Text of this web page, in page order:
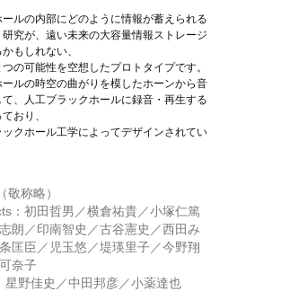
ールの内部にどのように情報が蓄えられる
究が、遠い未来の大容量情報ストレージ
もしれない、
の可能性を空想したプロトタイプです。
ールの時空の曲がりを模したホーンから音
、人工ブラックホールに録音・再生する
おり、
ックホール工学によってデザインされてい
敬称略）
：初田哲男／横倉祐貴／小塚仁篤
朗／印南智史／古谷憲史／西田み
匡臣／児玉悠／堤瑛里子／今野翔
奈子
星野佳史／中田邦彦／小薬達也